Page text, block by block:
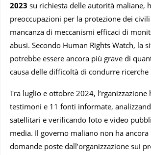
2023 su richiesta delle autorità maliane,
preoccupazioni per la protezione dei
mancanza di meccanismi efficaci di
abusi. Secondo Human Rights Watch, la
potrebbe essere ancora più grave di
causa delle difficoltà di condurre ricerche
Tra luglio e ottobre 2024,
testimoni e 11 fonti informate,
satellitari e verificando foto e video
media. Il governo maliano non ha
domande poste dall’organizzazione sui